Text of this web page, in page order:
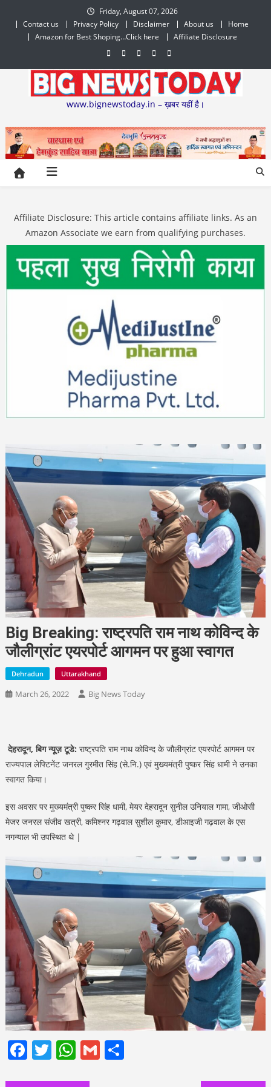
content
Friday, August 07, 2026
Contact us
Privacy Policy Disclaimer About us
Home
Amazon for Best Shoping…Click here
Affiliate Disclosure
www.bignewstoday.in – ख़बर यहीं है।
Affiliate Disclosure: This article contains affiliate links. As an
Amazon Associate we earn from qualifying purchases.
Big Breaking: राष्ट्रपति राम नाथ कोविन्द के
जौलीग्रांट एयरपोर्ट आगमन पर हुआ स्वागत
Dehradun Uttarakhand
March 26, 2022 Big News Today
देहरादून, बिग न्यूज़ टूडे: राष्ट्रपति राम नाथ कोविन्द के जौलीग्रांट एयरपोर्ट आगमन पर
राज्यपाल लेफ्टिनेंट जनरल गुरमीत सिंह (से.नि.) एवं मुख्यमंत्री पुष्कर सिंह धामी ने उनका
स्वागत किया।
इस अवसर पर मुख्यमंत्री पुष्कर सिंह धामी, मेयर देहरादून सुनील उनियाल गामा, जीओसी
मेजर जनरल संजीव खत्री, कमिश्नर गढ़वाल सुशील कुमार, डीआइजी गढ़वाल के एस
नगन्याल भी उपस्थित थे |
Facebook
Twitter
WhatsApp
GmailShare